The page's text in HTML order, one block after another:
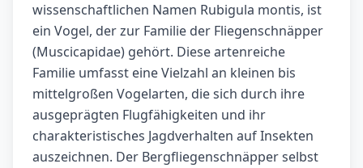
wissenschaftlichen Namen Rubigula montis, ist
ein Vogel, der zur Familie der Fliegenschnäpper
(Muscicapidae) gehört. Diese artenreiche
Familie umfasst eine Vielzahl an kleinen bis
mittelgroßen Vogelarten, die sich durch ihre
ausgeprägten Flugfähigkeiten und ihr
charakteristisches Jagdverhalten auf Insekten
auszeichnen. Der Bergfliegenschnäpper selbst